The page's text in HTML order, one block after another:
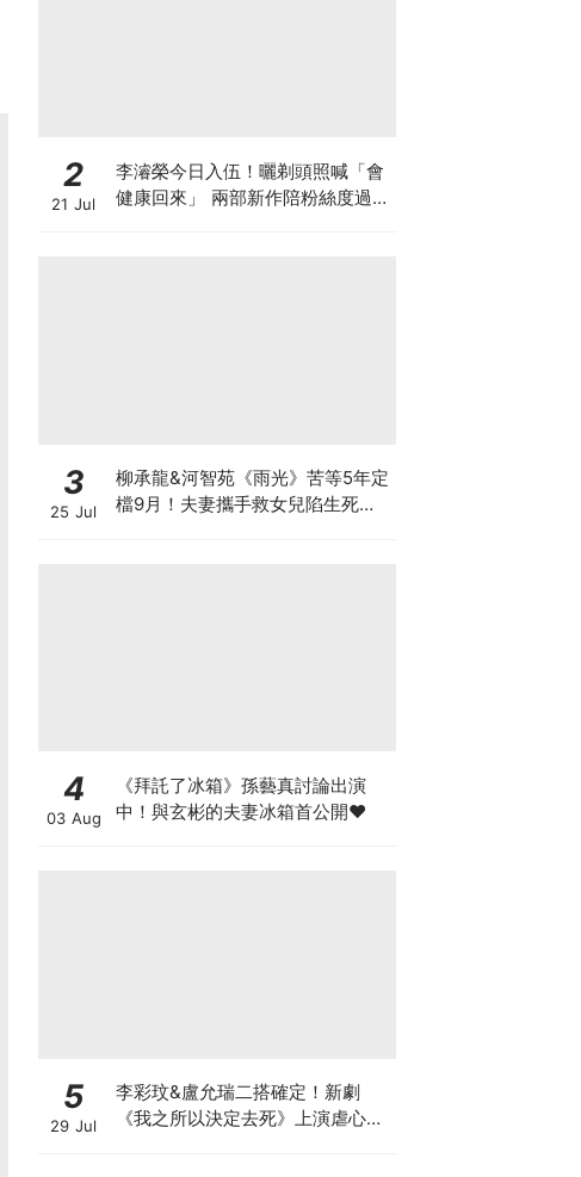
2
21 Jul
李濬榮今日入伍！曬剃頭照喊「會
健康回來」 兩部新作陪粉絲度過軍
3
25 Jul
柳承龍&河智苑《雨光》苦等5年定
檔9月！夫妻攜手救女兒陷生死危
4
03 Aug
《拜託了冰箱》孫藝真討論出演
中！與玄彬的夫妻冰箱首公開♥
5
29 Jul
李彩玟&盧允瑞二搭確定！新劇
《我之所以決定去死》上演虐心穿